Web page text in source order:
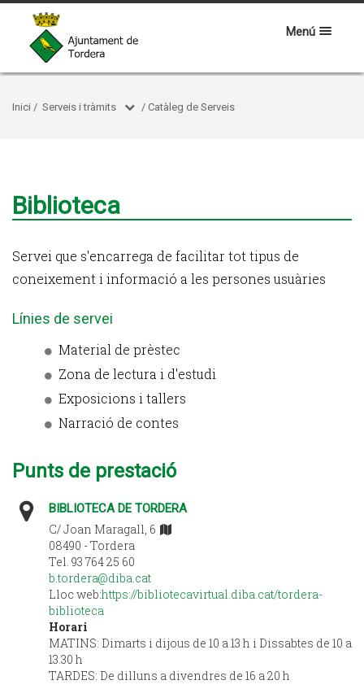
Menú
Inici / Serveis i tràmits / Catàleg de Serveis
Biblioteca
Servei que s'encarrega de facilitar tot tipus de
coneixement i informació a les persones usuàries
Línies de servei
Material de prèstec
Zona de lectura i d'estudi
Exposicions i tallers
Narració de contes
Punts de prestació
BIBLIOTECA DE TORDERA
C/ Joan Maragall, 6
08490 - Tordera
Tel. 93 764 25 60
b.tordera@diba.cat
Lloc web:https://bibliotecavirtual.diba.cat/tordera-
biblioteca
Horari
MATINS: Dimarts i dijous de 10 a 13 h i Dissabtes de 10 a
13.30 h
TARDES: De dilluns a divendres de 16 a 20 h